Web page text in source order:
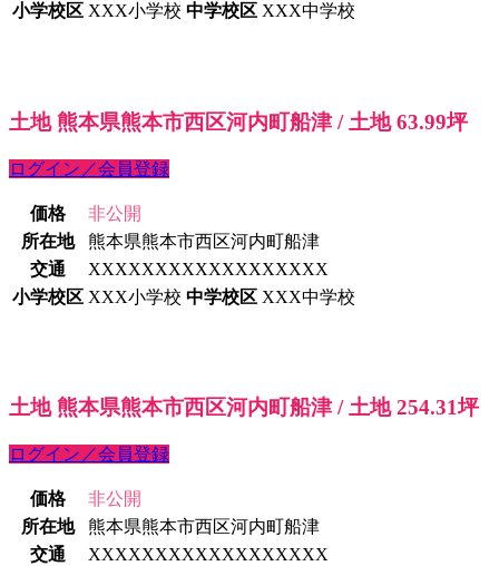
小学校区 XXX小学校 中学校区 XXX中学校
土地 熊本県熊本市西区河内町船津 / 土地 63.99坪
ログイン／会員登録
価格
非公開
所在地
熊本県熊本市西区河内町船津
交通
XXXXXXXXXXXXXXXXXX
小学校区 XXX小学校 中学校区 XXX中学校
土地 熊本県熊本市西区河内町船津 / 土地 254.31坪
ログイン／会員登録
価格
非公開
所在地
熊本県熊本市西区河内町船津
交通
XXXXXXXXXXXXXXXXXX